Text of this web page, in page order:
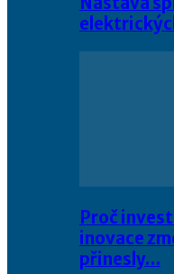
Proč
inovace
přinesly…